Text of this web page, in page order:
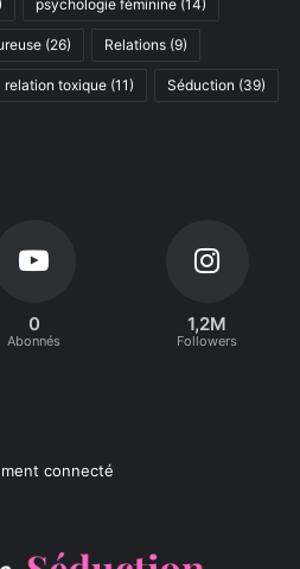
psychologie féminine (14)
(26) Relations (9)
relation toxique (11) Séduction (39)
0
Abonnés
1,2M
Followers
connecté